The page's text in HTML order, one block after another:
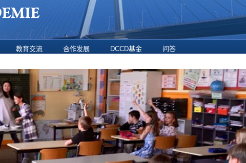
教育交流 合作发展 DCCD基金 问答